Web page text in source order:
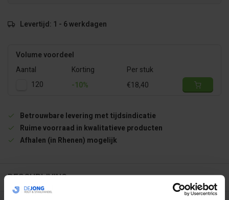
Levertijd: 1 - 6 werkdagen
Volume voordeel
Aantal
Korting
Per stuk
120
-10% €18,40
Betrouwbare levering met tijdsindicatie
Ruime voorraad in kwalitatieve producten
Afhalen (in Rhenen) mogelijk
BESCHRIJVING